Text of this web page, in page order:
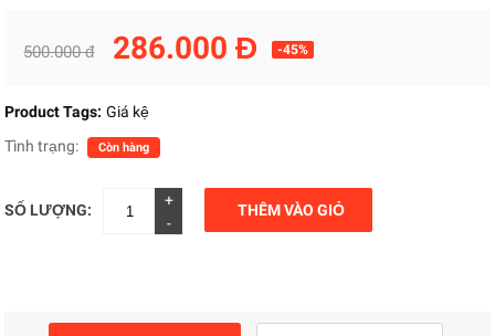
500.000 đ 286.000 Đ -45%
Product Tags: Giá kệ
Tình trạng:
Còn hàng
SỐ LƯỢNG:
+
-
THÊM VÀO GIỎ